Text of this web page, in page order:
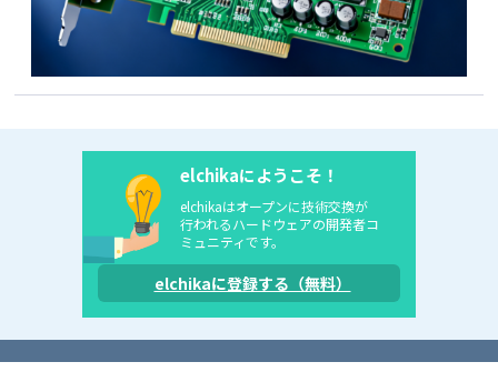
elchikaにようこそ！
elchikaはオープンに技術交換が
行われるハードウェアの開発者コ
ミュニティです。
elchikaに登録する（無料）